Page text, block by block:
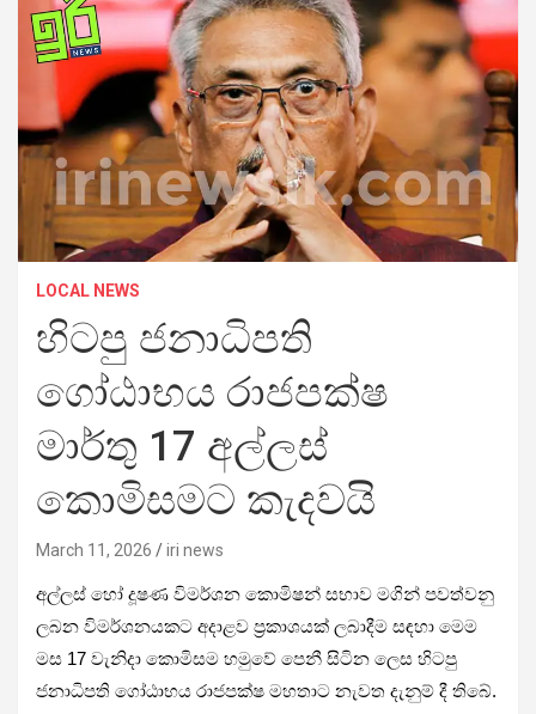
LOCAL NEWS
හිටපු ජනාධිපති
ගෝඨාභය රාජපක්ෂ
මාර්තු 17 අල්ලස්
කොමිසමට කැදවයි
March 11, 2026 iri news
අල්ලස් හෝ දූෂණ විමර්ශන කොමිෂන් සභාව මගින් පවත්වනු
ලබන විමර්ශනයකට අදාළව ප්‍රකාශයක් ලබාදීම සඳහා මෙම
මස 17 වැනිදා කොමිසම හමුවේ පෙනී සිටින ලෙස හිටපු
ජනාධිපති ගෝඨාභය රාජපක්ෂ මහතාට නැවත දැනුම් දී තිබේ.